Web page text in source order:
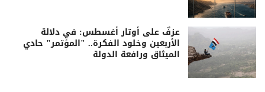
عزفٌ على أوتار أغسطس: في دلالة
الأربعين وخلود الفكرة.. "المؤتمر" حادي
الميثاق ورافعة الدولة